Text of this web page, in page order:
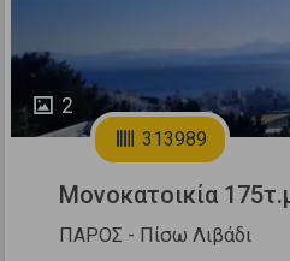
2
313989
Μονοκατοικία
ΠΑΡΟΣ - Πίσω Λιβάδι